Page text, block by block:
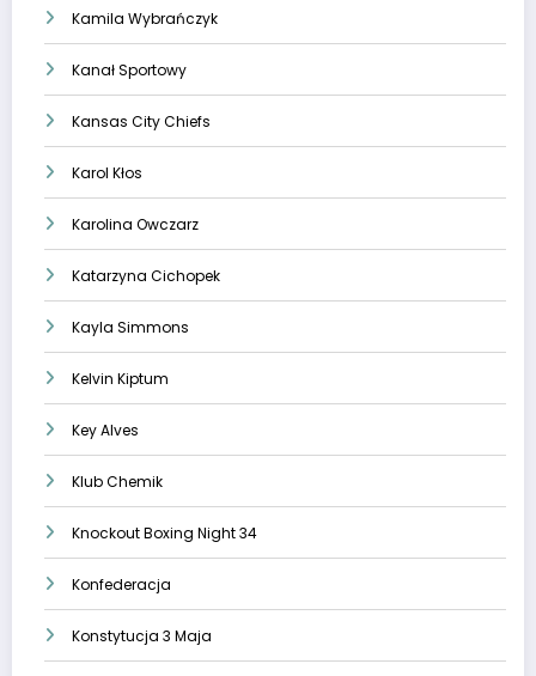
Kamila Wybrańczyk
Kanał Sportowy
Kansas City Chiefs
Karol Kłos
Karolina Owczarz
Katarzyna Cichopek
Kayla Simmons
Kelvin Kiptum
Key Alves
Klub Chemik
Knockout Boxing Night 34
Konfederacja
Konstytucja 3 Maja